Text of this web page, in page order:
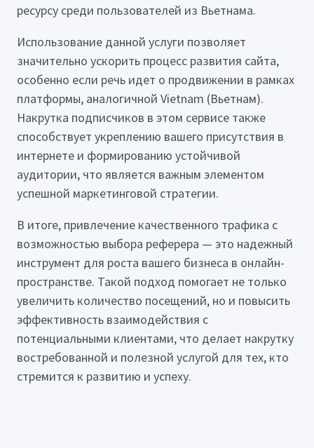
ресурсу среди пользователей из Вьетнама.
Использование данной услуги позволяет
значительно ускорить процесс развития сайта,
особенно если речь идет о продвижении в рамках
платформы, аналогичной Vietnam (Вьетнам).
Накрутка подписчиков в этом сервисе также
способствует укреплению вашего присутствия в
интернете и формированию устойчивой
аудитории, что является важным элементом
успешной маркетинговой стратегии.
В итоге, привлечение качественного трафика с
возможностью выбора реферера — это надежный
инструмент для роста вашего бизнеса в онлайн-
пространстве. Такой подход помогает не только
увеличить количество посещений, но и повысить
эффективность взаимодействия с
потенциальными клиентами, что делает накрутку
востребованной и полезной услугой для тех, кто
стремится к развитию и успеху.